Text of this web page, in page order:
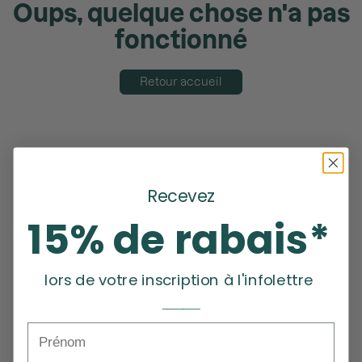
Oups, quelque chose n'a pas
fonctionné
Retour accueil
Recevez
15% de rabais*
lors de votre inscription à l'infolettre